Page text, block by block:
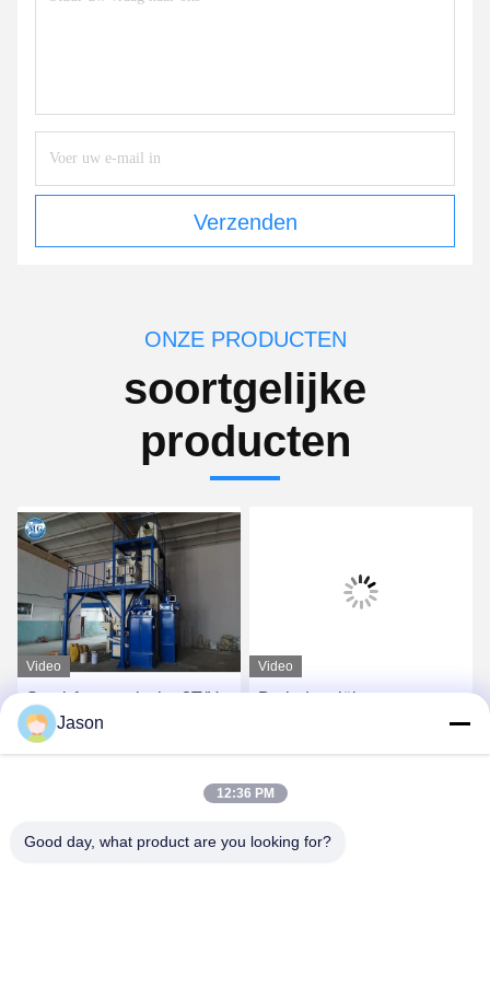
Verzenden
ONZE PRODUCTEN
soortgelijke
producten
Video
Semi Automatische 8T/H-
Tegel Zelfklevende
Machine voor
Video
De industriële
Zelfklevende Machine van
de Mixertegel voor zich de
Zandcement het Mengen
Jason
12:36 PM
Good day, what product are you looking for?